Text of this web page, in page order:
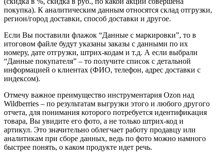
покупка). К аналитическим данным относятся склад отгрузки,
регион/город доставки, способ доставки и другое.
Если Вы поставили флажок “Данные с маркировки”, то в
итоговом файле будут указаны заказы с данными по их
номеру, дате отгрузки, штрих-кодам и т.д. А если выбрали
“Данные покупателя” – то получите список с детальной
информацией о клиентах (ФИО, телефон, адрес доставки с
индексом).
Отмечу важное преимущество инструментария Ozon над
Wildberries – по результатам выгрузки этого и любого другого
отчета, для понимания которого потребуется идентификация
товара, Вы увидите его фото, а не только штрих-код и
артикул. Это значительно облегчает работу продавцу или
аналитикам при сборе данных, ведь по фото можно намного
быстрее понять, о каком продукте идет речь.